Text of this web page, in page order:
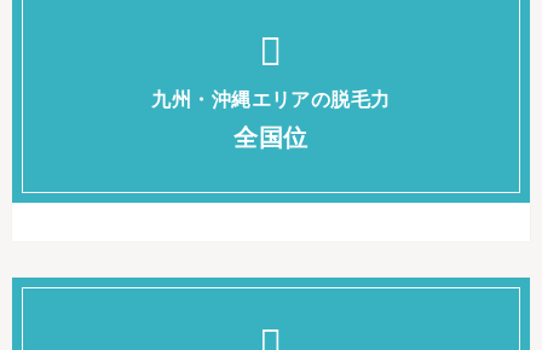
九州・沖縄エリアの脱毛力
全国位